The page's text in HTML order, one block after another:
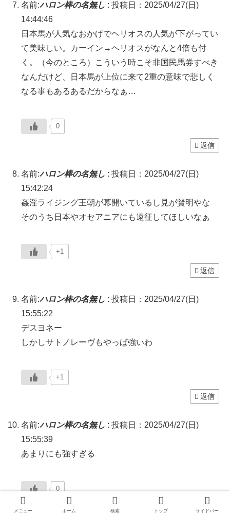
名前:ハロン棒の名無し : 投稿日：2025/04/27(日)
14:44:46
日本馬が人気なおかげでヘリオスの人気が下がってい
て美味しい。カーイン→ヘリオスがなんと4倍も付
く。（今のところ）こういう時こそ非国民馬券すべき
なんだけど、日本馬が上位に来て2重の意味で悲しく
なる事もあるあるだからなぁ…
0
返信
名前:ハロン棒の名無し : 投稿日：2025/04/27(日)
15:42:24
姦淫ライジング王朝が幕開いているし見が賢明やな
そのうち日本やオセアニアにも遠征してほしいなぁ
+1
返信
名前:ハロン棒の名無し : 投稿日：2025/04/27(日)
15:55:22
デスヨネー
しかしサトノレーヴもやっぱ強いわ
+1
返信
名前:ハロン棒の名無し : 投稿日：2025/04/27(日)
15:55:39
あまりにも強すぎる
0
返信
メニュー ホーム 検索 トップ サイドバー